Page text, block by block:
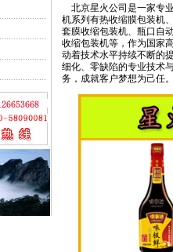
北京星火公司是一家专
机系列有热收缩膜包装机
套膜收缩包装机、瓶口自
收缩包装机等，作为国家
动着技术水平持续不断的
细化、零缺陷的专业技术
务，成就客户梦想为己任